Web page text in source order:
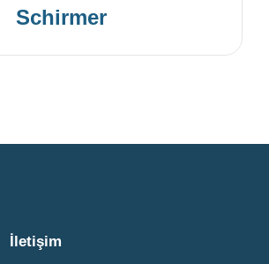
Schirmer
İletişim